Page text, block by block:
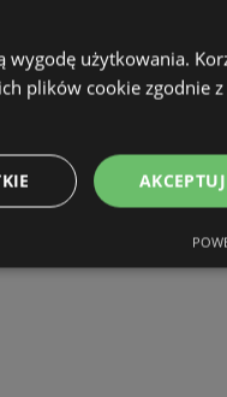
użytkowania.
plików cookie zgodnie